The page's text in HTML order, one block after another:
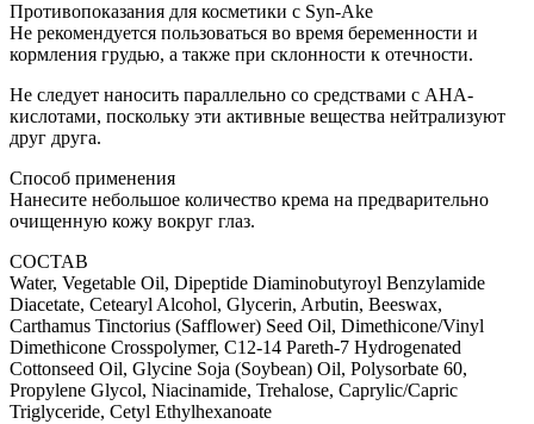
Противопоказания для косметики с Syn-Ake
Не рекомендуется пользоваться во время беременности и
кормления грудью, а также при склонности к отечности.
Не следует наносить параллельно со средствами с AHA-
кислотами, поскольку эти активные вещества нейтрализуют
друг друга.
Способ применения
Нанесите небольшое количество крема на предварительно
очищенную кожу вокруг глаз.
СОСТАВ
Water, Vegetable Oil, Dipeptide Diaminobutyroyl Benzylamide
Diacetate, Cetearyl Alcohol, Glycerin, Arbutin, Beeswax,
Carthamus Tinctorius (Safflower) Seed Oil, Dimethicone/Vinyl
Dimethicone Crosspolymer, C12-14 Pareth-7 Hydrogenated
Cottonseed Oil, Glycine Soja (Soybean) Oil, Polysorbate 60,
Propylene Glycol, Niacinamide, Trehalose, Caprylic/Capric
Triglyceride, Cetyl Ethylhexanoate